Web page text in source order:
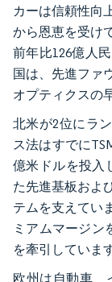
カーは信頼性向
から恩恵を受け
前年比126億人
国は、先進ファ
オプティクスの
北米が2位にラ
ス法はすでに
億米ドルを投入
た先進基板およ
テムを支えてい
ミアムマージン
を牽引しています
欧州は自動車、